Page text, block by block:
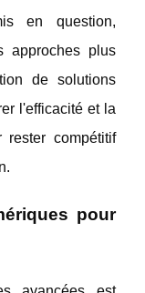
en question,
approches plus
de solutions
l'efficacité et la
rester compétitif
pour